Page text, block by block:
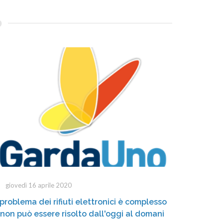
giovedì 16 aprile 2020
dei rifiuti elettronici è complesso
può essere risolto dall'oggi al domani